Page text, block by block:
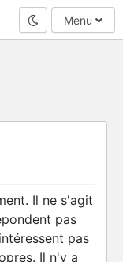
Mode nuit
Menu
Il ne s'agit
pas
pas
Il n'y a